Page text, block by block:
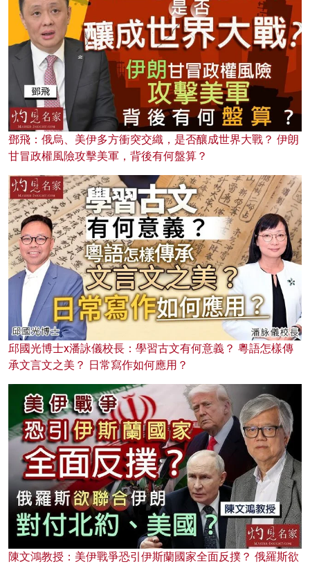
鄧飛：俄烏、美伊多方衝突交織，是否釀成世界大戰？ 伊朗
甘冒政權風險攻擊美軍，背後有何盤算？
邱國光博士x潘詠儀校長：學習古文有何意義？ 粵語怎樣傳
承文言文之美？ 日常寫作如何應用？
陳文鴻教授：美伊戰爭恐引伊斯蘭國家全面反撲？ 俄羅斯欲